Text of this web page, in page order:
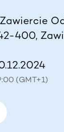
400,
(GMT+1)